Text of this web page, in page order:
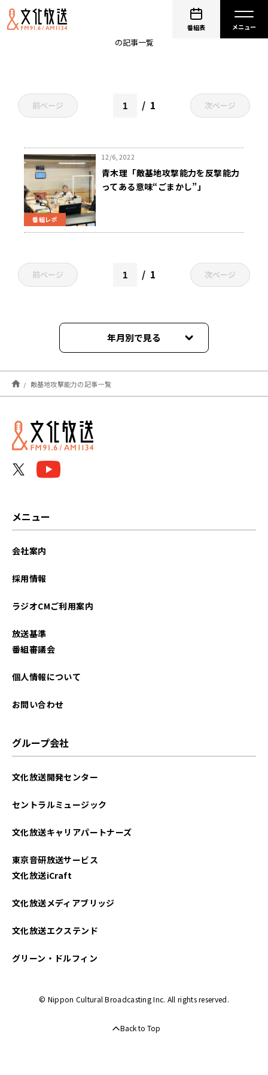
番組表
の記事一覧
前ページ 1 次ページ
番組レポ
12/6, 2022
青木理「敵基地攻撃能力を反撃能力
ってある意味“ごまかし”」
前ページ 1 次ページ
年月別で見る
2023年09月
2022年12月
2022年11月
敵基地攻撃能力の記事一覧
メニュー
会社案内
採用情報
ラジオCMご利用案内
放送基準
番組審議会
個人情報について
お問い合わせ
グループ会社
文化放送開発センター
セントラルミュージック
文化放送キャリアパートナーズ
東京音研放送サービス
文化放送iCraft
文化放送メディアブリッジ
文化放送エクステンド
グリーン・ドルフィン
© Nippon Cultural Broadcasting Inc. All rights reserved.
Back to Top